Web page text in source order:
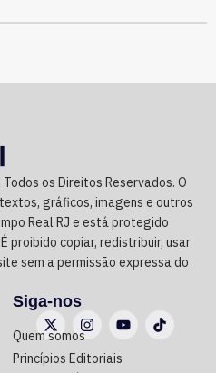
a recuperação judicial
Octavio Guedes, do G1.
Dr. Flávio também foi
apresentar os
de Contas Especial sobre
Saúde (SUS) usados em
a Saúde de
o TCU concluiu que parte
verbas federais não foi
os Direitos Reservados. O
gráficos, imagens e outros
Real RJ e está protegido
proibido copiar, redistribuir, usar
sem a permissão expressa do
Siga-nos
Quem somos
Princípios Editoriais